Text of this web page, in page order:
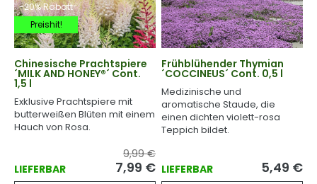
-20% Rabatt
Preishit!
Chinesische Prachtspiere
´MILK AND HONEY®´ Cont.
1,5 l
Exklusive Prachtspiere mit
butterweißen Blüten mit einem
Hauch von Rosa.
LIEFERBAR
9,99 €
7,99 €
Frühblühender Thymian
´COCCINEUS´ Cont. 0,5 l
Medizinische und
aromatische Staude, die
einen dichten violett-rosa
Teppich bildet.
LIEFERBAR 5,49 €